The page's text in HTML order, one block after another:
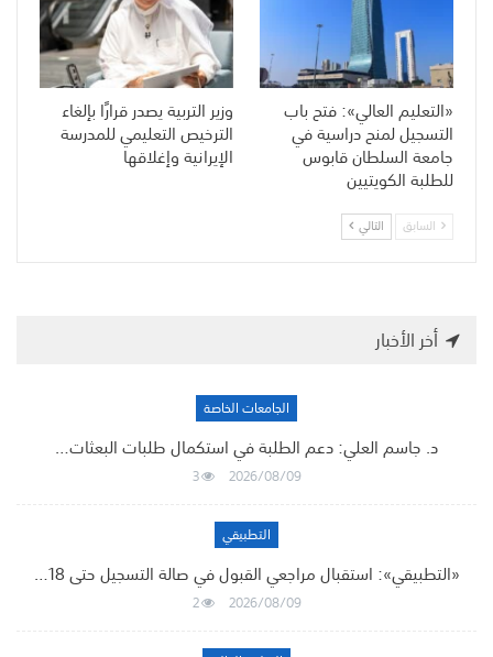
«التعليم العالي»: فتح باب
التسجيل لمنح دراسية في
جامعة السلطان قابوس
للطلبة الكويتيين
وزير التربية يصدر قرارًا بإلغاء
الترخيص التعليمي للمدرسة
الإيرانية وإغلاقها
السابق التالي
أخر الأخبار
الجامعات الخاصة
د. جاسم العلي: دعم الطلبة في استكمال طلبات البعثات…
2026/08/09
3
التطبيقي
«التطبيقي»: استقبال مراجعي القبول في صالة التسجيل حتى 18…
2026/08/09
2